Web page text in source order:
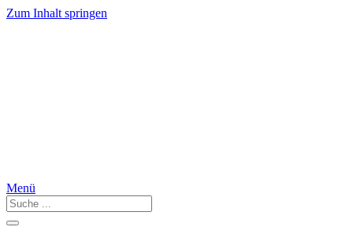
Zum Inhalt springen
Menü